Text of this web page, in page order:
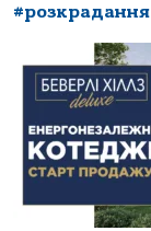
#розкрадання